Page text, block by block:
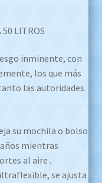
50 LITROS
inminente, con
los que más
las autoridades
su mochila o bolso
mientras
al aire .
se ajusta